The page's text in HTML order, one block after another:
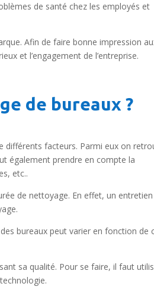
de santé chez les employés et
Afin de faire bonne impression
et l’engagement de l’entreprise.
de bureaux ?
différents facteurs. Parmi eux on
également prendre en compte la
etc..
de nettoyage. En effet, un entretien
bureaux peut varier en fonction de
sa qualité. Pour se faire, il faut